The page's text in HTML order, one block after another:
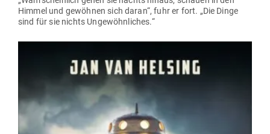
Himmel und gewöhnen sich daran“, fuhr er fort. „Die Dinge
sind für sie nichts Ungewöhnliches.“